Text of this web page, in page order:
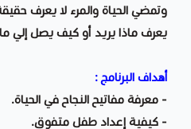
وتمضي الحياة والمرء لا يعرف
يعرف ماذا يريد أو كيف يصل إلي
أهداف البرنامج :
- معرفة مفاتيح النجاح في الحياة.
- كيفية إعداد طفل متفوق.